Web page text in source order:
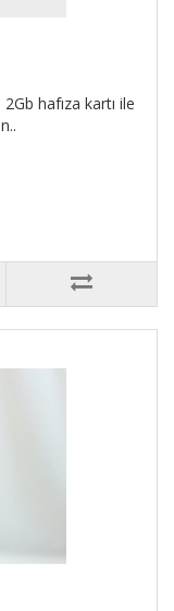
hafıza kartı ile